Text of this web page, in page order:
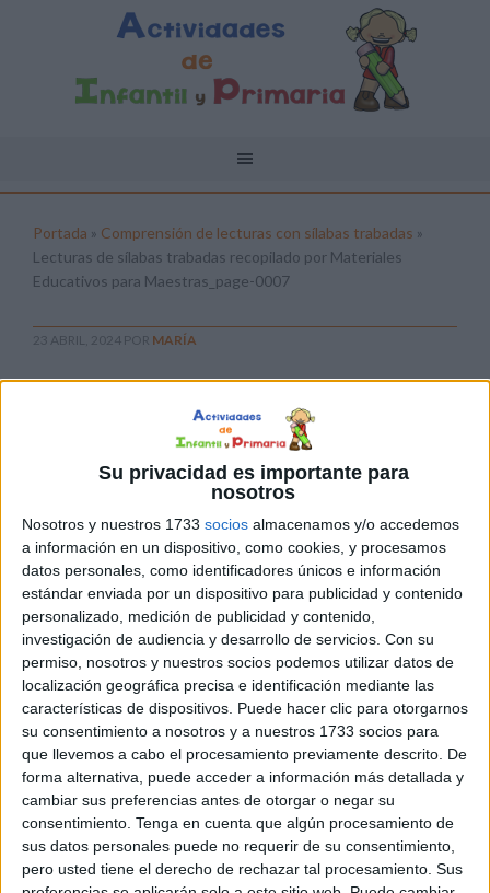
Su privacidad es importante para
nosotros
Nosotros y nuestros 1733 socios almacenamos y/o accedemos
a información en un dispositivo, como cookies, y procesamos
datos personales, como identificadores únicos e información
estándar enviada por un dispositivo para publicidad y contenido
personalizado, medición de publicidad y contenido,
investigación de audiencia y desarrollo de servicios. Con su
permiso, nosotros y nuestros socios podemos utilizar datos de
localización geográfica precisa e identificación mediante las
características de dispositivos. Puede hacer clic para otorgarnos
su consentimiento a nosotros y a nuestros 1733 socios para
que llevemos a cabo el procesamiento previamente descrito. De
forma alternativa, puede acceder a información más detallada y
cambiar sus preferencias antes de otorgar o negar su
consentimiento. Tenga en cuenta que algún procesamiento de
sus datos personales puede no requerir de su consentimiento,
pero usted tiene el derecho de rechazar tal procesamiento. Sus
Portada » Comprensión de lecturas con sílabas trabadas »
Lecturas de sílabas trabadas recopilado por Materiales
Educativos para Maestras_page-0007
23 ABRIL, 2024 POR MARÍA
recopilado por Materiales
Educativos para Maestras_page-
Pulsa sobre el enlace para descargar el
archivo: